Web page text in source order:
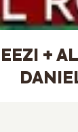
+